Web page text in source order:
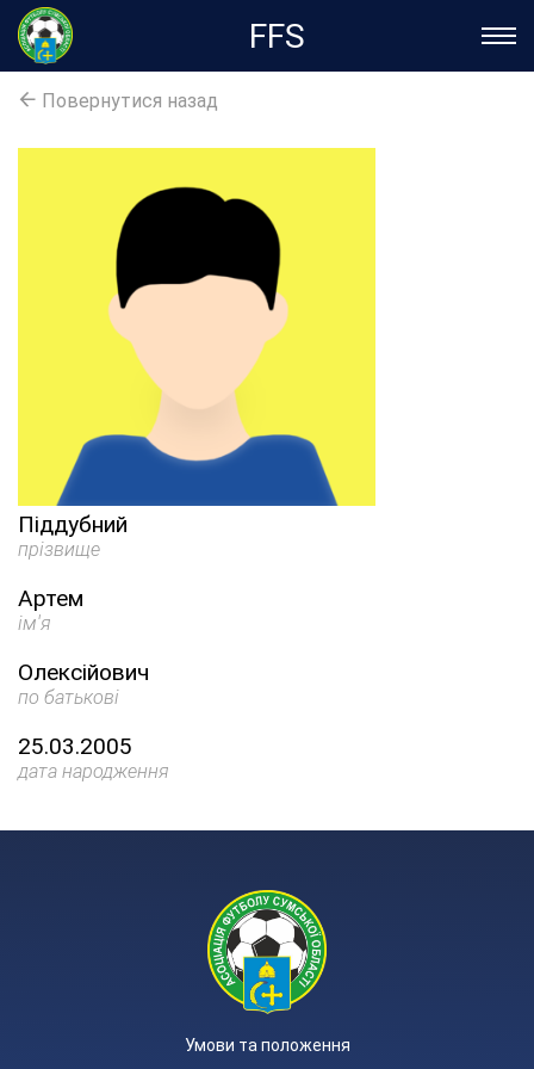
FFS
Повернутися назад
Піддубний
прізвище
Артем
ім'я
Олексійович
по батькові
25.03.2005
дата народження
Умови та положення